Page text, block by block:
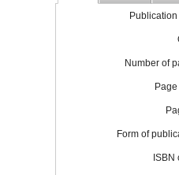
Number of
Form of
ISBN